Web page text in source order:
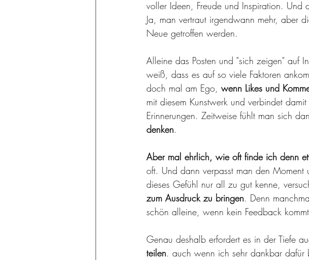
voller Ideen, Freude und Inspiration.
Ja, man vertraut irgendwann mehr, aber
Neue getroffen werden.
Alleine das Posten und "sich zeigen" auf
weiß, dass es auf so viele Faktoren
doch mal am Ego, wenn Likes und
mit diesem Kunstwerk und verbindet
Erinnerungen. Zeitweise fühlt man sich
denken.
Aber mal ehrlich, wie oft finde ich denn
oft. Und dann verpasst man den
dieses Gefühl nur all zu gut kenne,
zum Ausdruck zu bringen. Denn
schön alleine, wenn kein Feedback
Genau deshalb erfordert es in der Tiefe
teilen. auch wenn ich sehr dankbar dafür